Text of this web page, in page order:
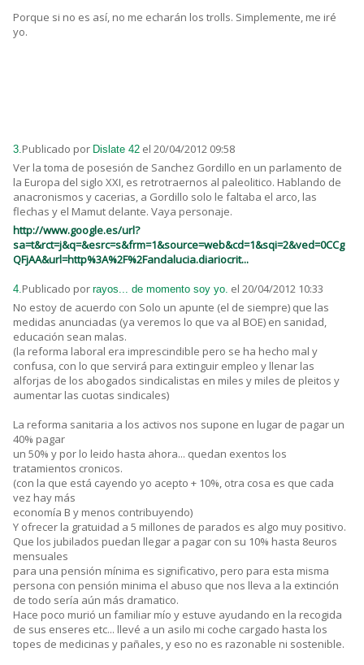
Porque si no es así, no me echarán los trolls. Simplemente, me iré
yo.
3.Publicado por Dislate 42 el 20/04/2012 09:58
Ver la toma de posesión de Sanchez Gordillo en un parlamento de
la Europa del siglo XXI, es retrotraernos al paleolitico. Hablando de
anacronismos y cacerias, a Gordillo solo le faltaba el arco, las
flechas y el Mamut delante. Vaya personaje.
http://www.google.es/url?
sa=t&rct=j&q=&esrc=s&frm=1&source=web&cd=1&sqi=2&ved=0CCg
QFjAA&url=http%3A%2F%2Fandalucia.diariocrit...
4.Publicado por rayos... de momento soy yo. el 20/04/2012 10:33
No estoy de acuerdo con Solo un apunte (el de siempre) que las
medidas anunciadas (ya veremos lo que va al BOE) en sanidad,
educación sean malas.
(la reforma laboral era imprescindible pero se ha hecho mal y
confusa, con lo que servirá para extinguir empleo y llenar las
alforjas de los abogados sindicalistas en miles y miles de pleitos y
aumentar las cuotas sindicales)
La reforma sanitaria a los activos nos supone en lugar de pagar un
40% pagar
un 50% y por lo leido hasta ahora... quedan exentos los
tratamientos cronicos.
(con la que está cayendo yo acepto + 10%, otra cosa es que cada
vez hay más
economía B y menos contribuyendo)
Y ofrecer la gratuidad a 5 millones de parados es algo muy positivo.
Que los jubilados puedan llegar a pagar con su 10% hasta 8euros
mensuales
para una pensión mínima es significativo, pero para esta misma
persona con pensión minima el abuso que nos lleva a la extinción
de todo sería aún más dramatico.
Hace poco murió un familiar mío y estuve ayudando en la recogida
de sus enseres etc... llevé a un asilo mi coche cargado hasta los
topes de medicinas y pañales, y eso no es razonable ni sostenible.